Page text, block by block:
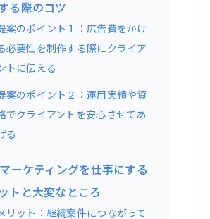
る際のコツ
案のポイント１：広告費をかけ
必要性を制作する際にクライア
トに伝える
案のポイント２：運用実績や資
でクライアントを安心させてあ
る
ーケティングを仕事にする
トと大変なところ
リット：継続案件につながって